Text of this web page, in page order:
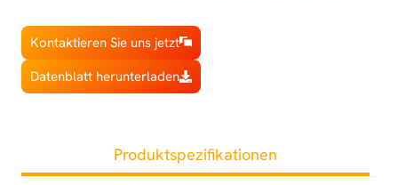
Kontaktieren Sie uns jetzt
Datenblatt herunterladen
Produktspezifikationen